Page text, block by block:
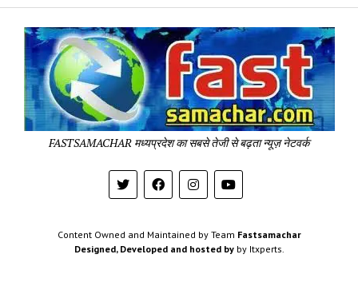
-
FASTSAMACHAR मध्यप्रदेश का सबसे तेजी से बढ़ता न्यूज़ नेटवर्क
Content Owned and Maintained by Team Fastsamachar
Designed, Developed and hosted byby Itxperts.